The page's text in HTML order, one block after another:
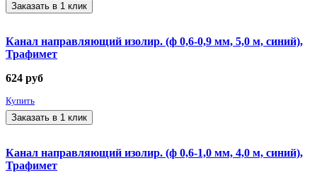
Заказать в 1 клик
Канал направляющий изолир. (ф 0,6-0,9 мм, 5,0 м, синий),
Трафимет
624 руб
Купить
Заказать в 1 клик
Канал направляющий изолир. (ф 0,6-1,0 мм, 4,0 м, синий),
Трафимет